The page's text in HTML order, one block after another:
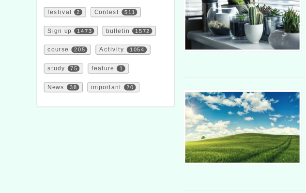
festival 2 Contest 511
Sign up 1473 bulletin 1572
course 205 Activity 1054
study 75 feature 1
News 38 important 20